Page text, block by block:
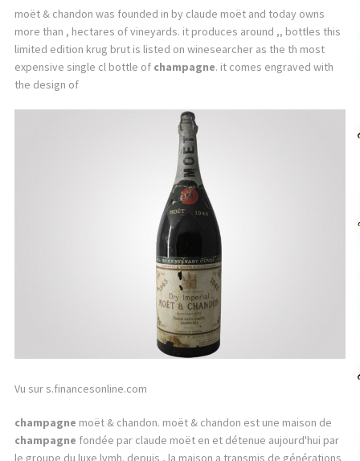
moët & chandon was founded in by claude moët and today owns
more than , hectares of vineyards. it produces around ,, bottles this
limited edition krug brut is listed on winesearcher as the th most
expensive single cl bottle of champagne. it comes engraved with
the design of
Vu sur s.financesonline.com
champagne moët & chandon. moët & chandon est une maison de
champagne fondée par claude moët en et détenue aujourd'hui par
le groupe du luxe lvmh. depuis , la maison a transmis de générations